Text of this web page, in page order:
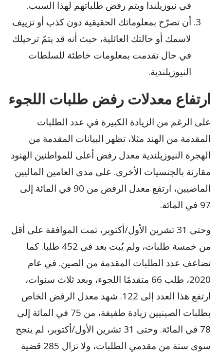
في نيوزيلندا ويتم رفض طلباتهم لهذا السبب.
أن تصرّح بمعلوماتك الحقيقية دون كذب أو تزييف
لاسمك أو حالتك العائلية، حيث أنه قد يتمّ ترحيلك
في حال تقدمت بمعلومات خاطئة للسلطات
النيوزيلندية.
ارتفاع معدلات رفض طلبات اللجوء
على الرغم من الزيادة الكبيرة في عدد الطلبات
المقدمة من الهند مثلا، تظهر البيانات المقدمة من
الهجرة النيوزيلندية معدل رفض أعلى للمواطنين الهنود
مقارنة بالجنسيات الأخرى. على مدى العامين الماليين
الماضيين، ارتفع معدل الرفض من 90 في المائة إلى
97 في المائة.
وحتى 31 تشرين الأول/أكتوبر، تمت الموافقة على أقل
من خمسة طلبات، ولم يُبت بعد في 452 طلبا. كما
تضاعف عدد الطلبات المقدمة من الصين. في عام
2020، طلب 66 متقدمًا اللجوء، وبعد ثلاث سنوات،
ارتفع هذا العدد إلى 122. شهد معدل الرفض الخاص
بطلبات الصينيين زيادة طفيفة، من 75 في المائة إلى
78 في المائة. وحتى 31 تشرين الأول/أكتوبر، لم ينجح
سوى ستة من مقدمي الطلبات، ولا تزال 285 قضية